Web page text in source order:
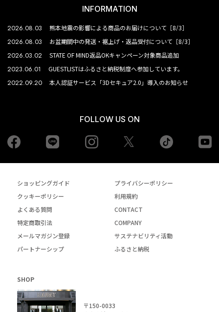
INFORMATION
2026.08.03 熊本地震の影響による商品のお届けについて［8/3］
2026.08.03 お盆期間中の発送・裾上げ・返品受付について［8/3］
2026.03.02 STATE OF MIND返品OKキャンペーン対象商品追加
2023.06.01 GUESTLISTはふるさと納税制度へ参加しています。
2022.09.20 本人認証サービス「3Dセキュア2.0」導入のお知らせ
FOLLOW US ON
Facebook Instagram tiktok
ショッピングガイド
プライバシーポリシー
クッキーポリシー
利用規約
よくある質問
CONTACT
特定商取引法
COMPANY
メールマガジン登録
サステナビリティ活動
パートナーシップ
ふるさと納税
SHOP
〒150-0033